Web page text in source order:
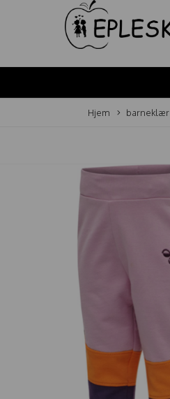
Hjem barneklær